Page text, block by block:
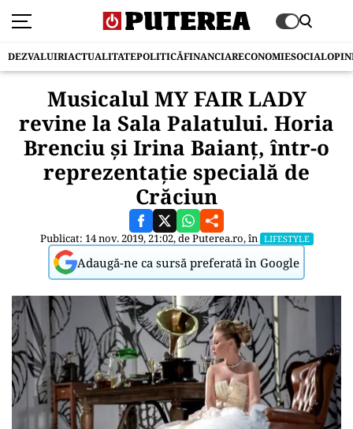
DEZVALUIRIACTUALITATEPOLITICĂFINANCIARECONOMIESOCIAL
Musicalul MY FAIR LADY
revine la Sala Palatului. Horia
Brenciu și Irina Baianț, într-o
reprezentație specială de
Crăciun
Publicat: 14 nov. 2019, 21:02, dePuterea.ro, în LIFESTYLE
Adaugă-ne ca sursă preferată în Google